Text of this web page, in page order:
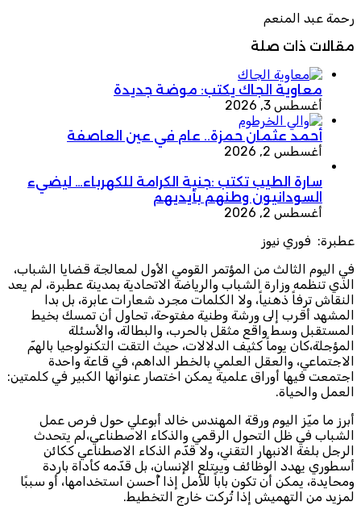
رحمة عبد المنعم
مقالات ذات صلة
معاوية الجاك يكتب: موضة جديدة
أغسطس 3, 2026
أحمد عثمان حمزة.. عام في عين العاصفة
أغسطس 2, 2026
سارة الطيب تكتب :جنية الكرامة للكهرباء… ليضيء
السودانيون وطنهم بأيديهم
أغسطس 2, 2026
عطبرة: فوري نيوز
في اليوم الثالث من المؤتمر القومي الأول لمعالجة قضايا الشباب،
الذي تنظمه وزارة الشباب والرياضة الاتحادية بمدينة عطبرة، لم يعد
النقاش ترفاً ذهنياً، ولا الكلمات مجرد شعارات عابرة، بل بدا
المشهد أقرب إلى ورشة وطنية مفتوحة، تحاول أن تمسك بخيط
المستقبل وسط واقع مثقل بالحرب، والبطالة، والأسئلة
المؤجلة،كان يوماً كثيف الدلالات، حيث التقت التكنولوجيا بالهمّ
الاجتماعي، والعقل العلمي بالخطر الداهم، في قاعة واحدة
اجتمعت فيها أوراق علمية يمكن اختصار عنوانها الكبير في كلمتين:
العمل والحياة.
أبرز ما ميّز اليوم ورقة المهندس خالد أبوعلي حول فرص عمل
الشباب في ظل التحول الرقمي والذكاء الاصطناعي،لم يتحدث
الرجل بلغة الانبهار التقني، ولا قدّم الذكاء الاصطناعي ككائن
أسطوري يهدد الوظائف ويبتلع الإنسان، بل قدّمه كأداة باردة
ومحايدة، يمكن أن تكون باباً للأمل إذا أُحسن استخدامها، أو سببًا
لمزيد من التهميش إذا تُركت خارج التخطيط.